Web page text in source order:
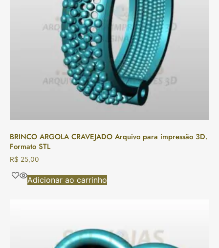
BRINCO ARGOLA CRAVEJADO Arquivo para impressão 3D.
Formato STL
R$ 25,00
Adicionar ao carrinho